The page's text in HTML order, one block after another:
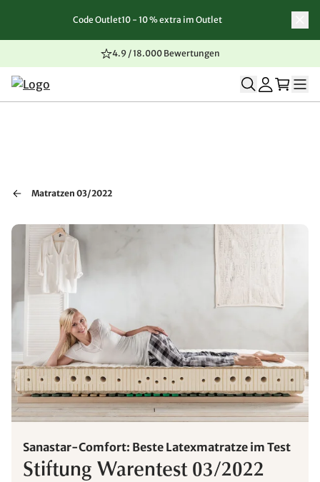
Zum Inhalt springen
Zur Navigation springen
Zum Seitenende springen
Code Outlet10 - 10 % extra im Outlet
4.9 / 18.000 Bewertungen
Matratzen 03/2022
Sanastar-Comfort: Beste Latexmatratze im Test
Stiftung Warentest 03/2022